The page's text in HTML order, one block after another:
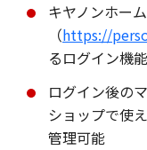
キヤノンホー
（https://
るログイン機
ログイン後の
ショップで使
管理可能